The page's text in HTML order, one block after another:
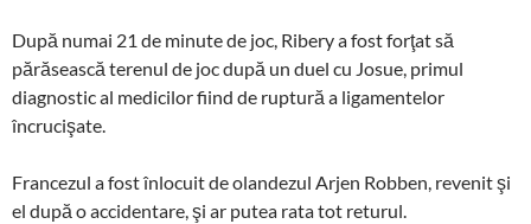
După numai 21 de minute de joc, Ribery a fost forţat să
părăsească terenul de joc după un duel cu Josue, primul
diagnostic al medicilor fiind de ruptură a ligamentelor
încrucişate.
Francezul a fost înlocuit de olandezul Arjen Robben, revenit şi
el după o accidentare, şi ar putea rata tot returul.